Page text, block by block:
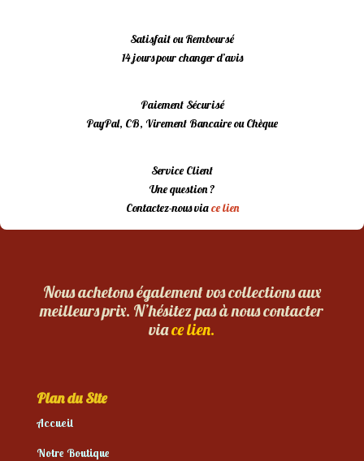
Satisfait ou Remboursé
14 jours pour changer d’avis
Paiement Sécurisé
PayPal, CB, Virement Bancaire ou Chèque
Service Client
Une question ?
Contactez-nous viace lien
Nous achetons également vos collections aux
meilleurs prix. N’hésitez pas à nous contacter
viace lien.
Plan du Site
Accueil
Notre Boutique